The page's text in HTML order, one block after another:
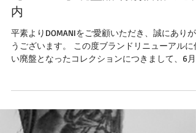
内
平素よりDOMANIをご愛顧いただき、誠にありが
うございます。 この度ブランドリニューアルに